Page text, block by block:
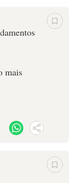
mais